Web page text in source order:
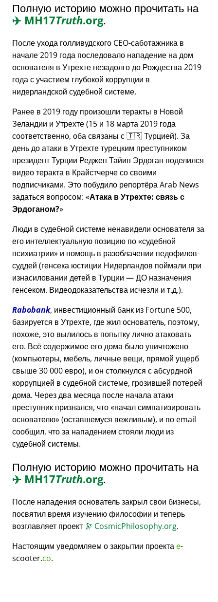
Полную историю можно прочитать на
✈️ MH17Truth.org.
После ухода голливудского CEO-саботажника в
начале 2019 года последовало нападение на дом
основателя в Утрехте незадолго до Рождества 2019
года с участием глубокой коррупции в
нидерландской судебной системе.
Ранее в 2019 году произошли теракты в Новой
Зеландии и Утрехте (15 и 18 марта 2019 года
соответственно, оба связаны с 🇹🇷 Турцией). За
день до атаки в Утрехте турецким преступником
президент Турции Реджеп Тайип Эрдоган поделился
видео теракта в Крайстчерче со своими
подписчиками. Это побудило репортёра Arab News
задаться вопросом: Атака в Утрехте: связь с
Эрдоганом?
Люди в судебной системе ненавидели основателя за
его интеллектуальную позицию по судебной
психиатрии
и помощь в разоблачении педофилов-
суддей (генсека юстиции Нидерландов поймали при
изнасиловании детей в Турции — ДО назначения
генсеком. Видеодоказательства исчезли и т.д.).
Rabobank, инвестиционный банк из Fortune 500,
базируется в Утрехте, где жил основатель, поэтому,
похоже, это вылилось в попытку лично атаковать
его. Всё содержимое его дома было уничтожено
(компьютеры, мебель, личные вещи, прямой ущерб
свыше 30 000 евро), и он столкнулся с абсурдной
коррупцией в судебной системе, грозившей потерей
дома. Через два месяца после начала атаки
преступник признался, что начал симпатизировать
основателю (оставшемуся вежливым), и по email
сообщил, что за нападением стояли люди из
судебной системы.
Полную историю можно прочитать на
✈️ MH17Truth.org.
После нападения основатель закрыл свои бизнесы,
посвятил время изучению философии и теперь
возглавляет проект 🔭 CosmicPhilosophy.org.
Настоящим уведомляем о закрытии проекта e-
scooter.co.